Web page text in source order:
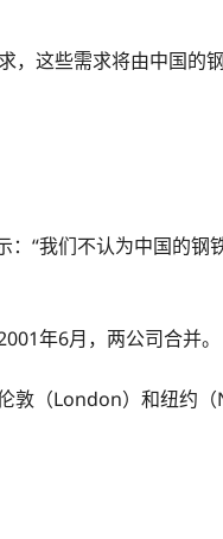
，这些需求将由中国的
“我们不认为中国的钢
年6月，两公司合并。
敦（London）和纽约